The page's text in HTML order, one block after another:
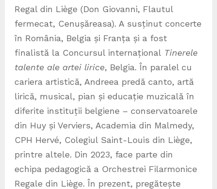
Regal din Liège (Don Giovanni, Flautul
fermecat, Cenușăreasa). A susținut concerte
în România, Belgia și Franța și a fost
finalistă la Concursul internațional Tinerele
talente ale artei lirice, Belgia. În paralel cu
cariera artistică, Andreea predă canto, artă
lirică, musical, pian și educație muzicală în
diferite instituții belgiene – conservatoarele
din Huy și Verviers, Academia din Malmedy,
CPH Hervé, Colegiul Saint-Louis din Liège,
printre altele. Din 2023, face parte din
echipa pedagogică a Orchestrei Filarmonice
Regale din Liège. În prezent, pregătește